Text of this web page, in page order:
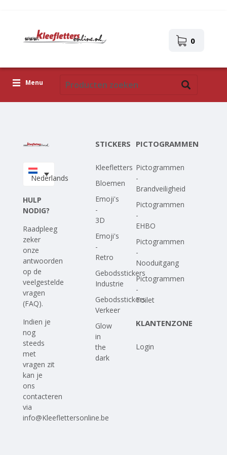
0
Menu
Upload je eigen ontwerp
Nederlands
HULP
NODIG?
Raadpleeg
zeker
onze
antwoorden
op de
veelgestelde
vragen
(FAQ).
Indien je
nog
steeds
met
vragen zit
kan je
ons
contacteren
via
info@Kleeflettersonline.be
STICKERS
Kleefletters
Bloemen
Emoji's
-
3D
Emoji's
-
Retro
Gebodsstickers
Industrie
Gebodsstickers
Verkeer
Glow
in
the
dark
PICTOGRAMMEN
Pictogrammen
-
Brandveiligheid
Pictogrammen
-
EHBO
Pictogrammen
-
Nooduitgang
Pictogrammen
-
Toilet
KLANTENZONE
Login